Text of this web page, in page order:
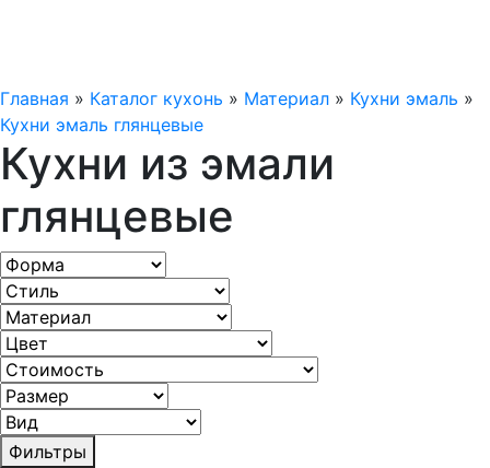
Главная » Каталог кухонь » Материал » Кухни эмаль »
Кухни эмаль глянцевые
Кухни из эмали
глянцевые
Фильтры